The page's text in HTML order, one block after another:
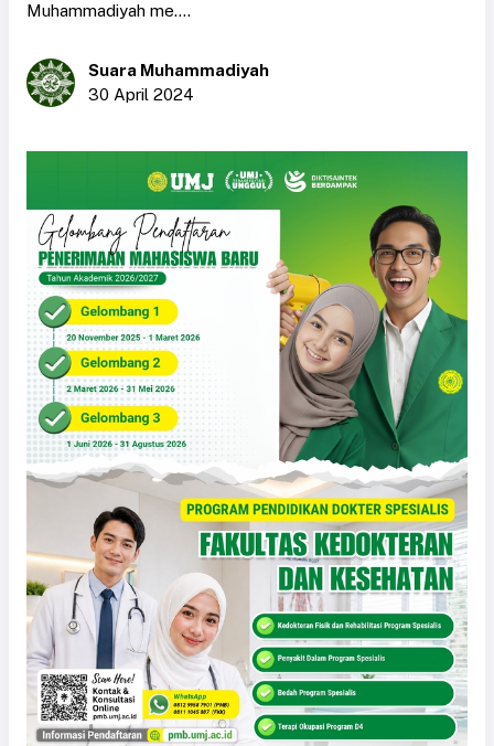
Muhammadiyah me....
Suara Muhammadiyah
30 April 2024